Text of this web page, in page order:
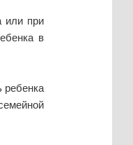
или при
в
ребенка